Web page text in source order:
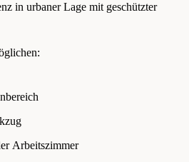
in urbaner Lage mit geschützter
Arbeitszimmer